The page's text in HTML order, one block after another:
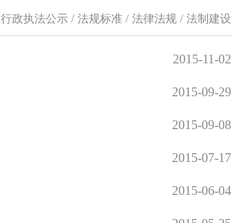
行政执法公示 / 法规标准 / 法律法规 / 法制建设
2015-11-02
2015-09-29
2015-09-08
2015-07-17
2015-06-04